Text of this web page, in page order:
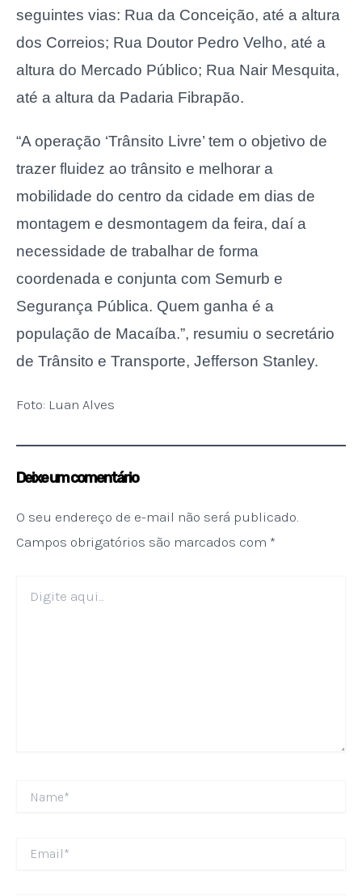
seguintes vias: Rua da Conceição, até a altura
dos Correios; Rua Doutor Pedro Velho, até a
altura do Mercado Público; Rua Nair Mesquita,
até a altura da Padaria Fibrapão.
“A operação ‘Trânsito Livre’ tem o objetivo de
trazer fluidez ao trânsito e melhorar a
mobilidade do centro da cidade em dias de
montagem e desmontagem da feira, daí a
necessidade de trabalhar de forma
coordenada e conjunta com Semurb e
Segurança Pública. Quem ganha é a
população de Macaíba.”, resumiu o secretário
de Trânsito e Transporte, Jefferson Stanley.
Foto: Luan Alves
Deixe um comentário
O seu endereço de e-mail não será publicado.
Campos obrigatórios são marcados com *
aqui...